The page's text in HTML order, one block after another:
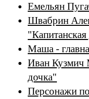
Емельян
Швабрин
Маша -
Иван Кузмич
дочка"
Персонажи